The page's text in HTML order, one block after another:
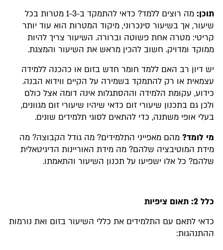
תוכן:
מה רוצים ללמד? כדאי להתמקד ב-1-3 מטרות בכל
שיעור, אך בשיעור סינכרוני, מיקוד המטרות הוא עוד יותר
קריטי: מטרה אחת פשוטה וברורה. השיעור צריך להיות
ממוקד ומדויק. חשוב להכין מראש את השיעור והמצגת.
יש דיון רב האם ללמד חומר חדש בזום או כהכנה ללמידה
עצמאית או רק להתמקד בשמירה על הקיים ווידוא הבנה.
כידוע, עקומת הלמידה וההסתגלות אינה דומה אצל כולם
ולכן גם בתכנון שיעורי זום כדאי שיהיו שיעורי זום מגוונים,
בעלי אופי משתנה, כדי להתאים לסוגי תלמידים שונים.
מי לומד? מהם מאפייני התלמידים? מה גודל הקבוצה? מה
מידת המוטיבציה שלהם? מה מידת האוריינות הדיגיטאלית
שלהם? כל אלו ישפיעו על תכנון השיעור והתאמתו.
כלל 2: תאום ציפיות
כדאי לתאם עם התלמידים את כללי השיעור בזום ואת נורמות
ההתנהגות: